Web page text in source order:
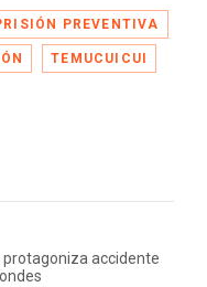
PREVENTIVA
TEMUCUICUI
accidente